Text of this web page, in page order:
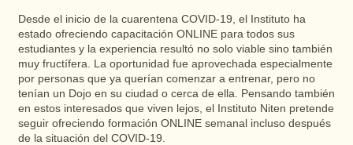
Desde el inicio de la cuarentena COVID-19, el Instituto ha
estado ofreciendo capacitación ONLINE para todos sus
estudiantes y la experiencia resultó no solo viable sino también
muy fructífera. La oportunidad fue aprovechada especialmente
por personas que ya querían comenzar a entrenar, pero no
tenían un Dojo en su ciudad o cerca de ella. Pensando también
en estos interesados ​​que viven lejos, el Instituto Niten pretende
seguir ofreciendo formación ONLINE semanal incluso después
de la situación del COVID-19.